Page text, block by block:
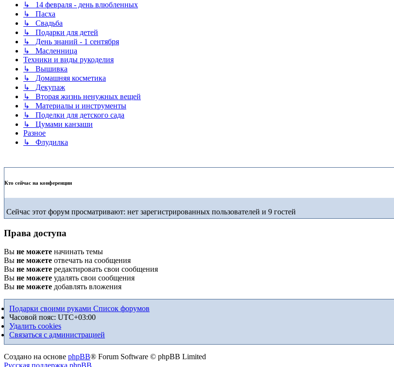
↳ 14 февраля - день влюбленных
↳ Пасха
↳ Свадьба
↳ Подарки для детей
↳ День знаний - 1 сентября
↳ Масленница
Техники и виды рукоделия
↳ Вышивка
↳ Домашняя косметика
↳ Декупаж
↳ Вторая жизнь ненужных вещей
↳ Материалы и инструменты
↳ Поделки для детского сада
↳ Цумами канзаши
Разное
↳ Флудилка
Кто сейчас на конференции
Сейчас этот форум просматривают: нет зарегистрированных пользователей и 9 гостей
Права доступа
Вы не можете начинать темы
Вы не можете отвечать на сообщения
Вы не можете редактировать свои сообщения
Вы не можете удалять свои сообщения
Вы не можете добавлять вложения
Подарки своими руками Список форумов
Часовой пояс: UTC+03:00
Удалить cookies
Связаться с администрацией
Создано на основе phpBB® Forum Software © phpBB Limited